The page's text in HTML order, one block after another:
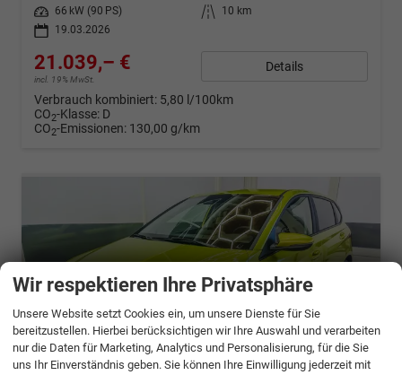
Leistung
66 kW (90 PS) Kilometerstand
10 km
19.03.2026
21.039,– €
incl. 19% MwSt.
Details
Verbrauch kombiniert: 5,80 l/100km
CO2-Klasse: D
CO2-Emissionen: 130,00 g/km
Wir respektieren Ihre Privatsphäre
Unsere Website setzt Cookies ein, um unsere Dienste für Sie
bereitzustellen. Hierbei berücksichtigen wir Ihre Auswahl und verarbeiten
nur die Daten für Marketing, Analytics und Personalisierung, für die Sie
uns Ihr Einverständnis geben. Sie können Ihre Einwilligung jederzeit mit